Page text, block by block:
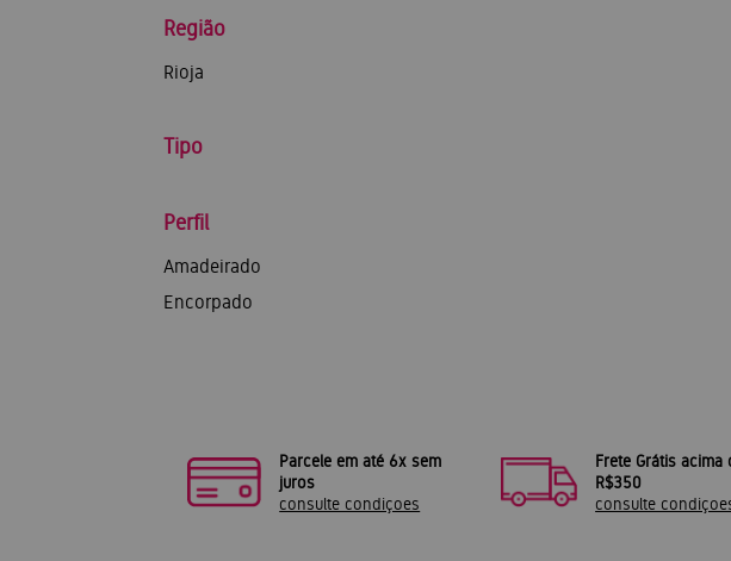
Região
Rioja
Tipo
Perfil
Amadeirado
Encorpado
Parcele em até 6x sem
juros
consulte condiçoes
Frete Grátis acima
R$350
consulte